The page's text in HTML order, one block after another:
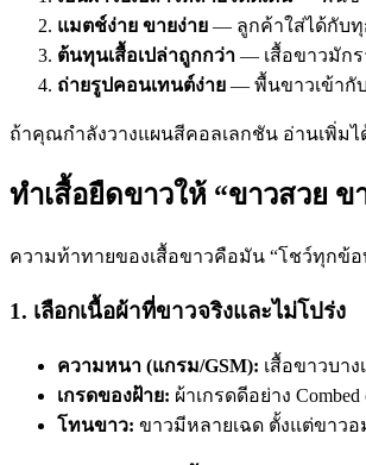
แมตช์ง่าย ขายง่าย — ลูกค้าใส่ได้กับทุ
ต้นทุนเสื้อเปล่าถูกกว่า — เสื้อขาวมักร
ถ่ายรูปคอนเทนต์ง่าย — พื้นขาวเข้ากั
ถ้าคุณกำลังวางแผนสีคอลเลกชัน อ่านเพิ่มไ
ทำเสื้อยืดขาวให้ “ขาวสวย ข
ความท้าทายของเสื้อขาวคือมัน “โชว์ทุกข้
1. เลือกเนื้อผ้าที่ขาวจริงและไม่โปร่ง
ความหนา (แกรม/GSM): เสื้อขาวบา
เกรดของฝ้าย: ผ้าเกรดดีอย่าง
โทนขาว: ขาวมีหลายเฉด ตั้งแต่ขาวอ